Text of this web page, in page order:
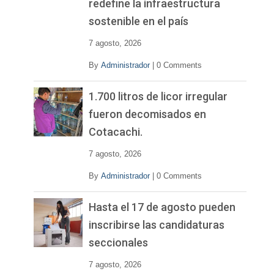
redefine la infraestructura
sostenible en el país
7 agosto, 2026
By Administrador 0 Comments
1.700 litros de licor irregular
fueron decomisados en
Cotacachi.
7 agosto, 2026
By Administrador 0 Comments
Hasta el 17 de agosto pueden
inscribirse las candidaturas
seccionales
7 agosto, 2026